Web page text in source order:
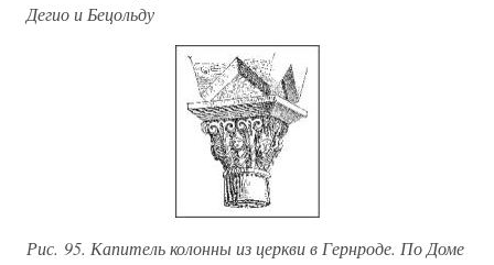
Дегио и Бецольду
Рис. 95. Капитель колонны из церкви в Гернроде. По Доме